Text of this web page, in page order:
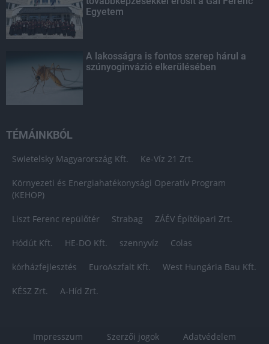
Egyetem
A lakosságra is fontos szerep hárul a
szúnyoginvázió elkerülésében
TÉMÁINKBÓL
Swietelsky Magyarország Kft. Ke-Víz 21 Zrt.
Környezeti és Energiahatékonysági Operatív Program
(KEHOP)
Liszt Ferenc repülőtér Strabag ZÁÉV Építőipari Zrt.
Hódút Kft. HE-DO Kft. szennyvíz Colas
kórházfejlesztés EuroAszfalt Kft. West Hungária Bau Kft.
KÉSZ Zrt. A-Híd Zrt.
Impresszum Szerzői jogok
Adatvédelem